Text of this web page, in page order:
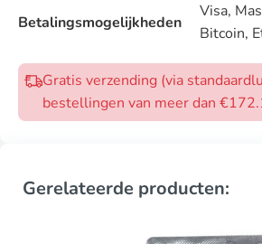
Betalingsmogelijkheden
Visa,
Bitcoin,
Gratis verzending (via
bestellingen van meer dan
Gerelateerde producten: